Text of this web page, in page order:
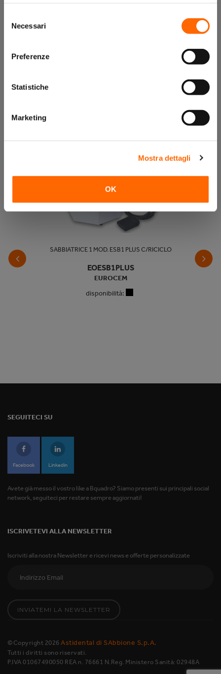
delNecessari
Preferenze
Statistiche
Marketing
Mostra dettagli
OK
SABBIATRICE 1 MOD. ESB1 PLUS C/RICICLO
EOESB1PLUS
EUROCEM
disponibilità:
SEGUITECI SU
Facebook Linkedin
Avete già messo il vostro like a Bquadro? Siamo presenti sui principali social
network, seguiteci per restare sempre aggiornati!
ISCRIVETEVI ALLA NEWSLETTER
Iscriviti alla nostra Newsletter e ricevi news e offerte personalizzate
INVIATEMI LA NEWSLETTER
©Copyright 2026 Astidental di SAbbione S.p.A.
Tutti i diritti sono riservati.
P.IVA 01067490050 REA n. 76661 N.Reg. Ministero Sanità: 02948A